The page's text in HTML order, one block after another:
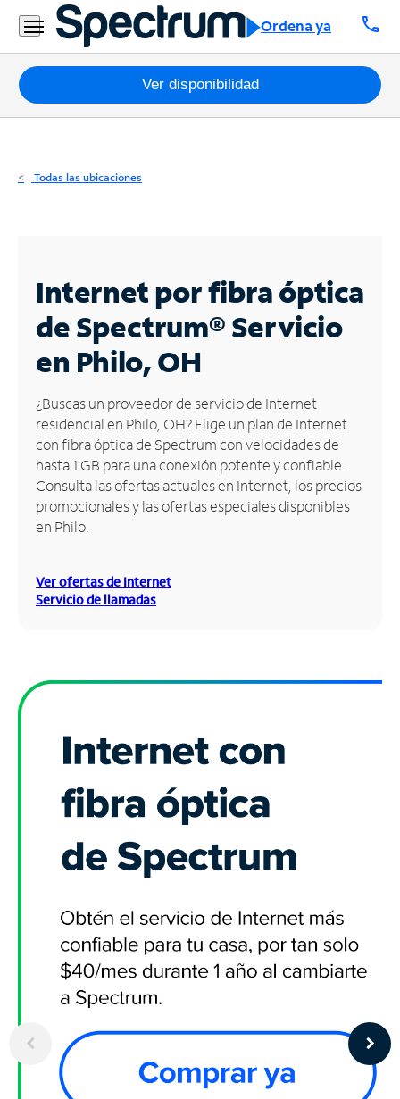
Ordena ya call
Residencial
Business
Paquetes
Internet
Business
Contáctanos
Inglés
Administrar
cuenta
Encuentra
una
tienda
Ver disponibilidad
Todas las ubicaciones
Internet por fibra óptica
de Spectrum®Servicio
en Philo, OH
¿Buscas un proveedor de servicio de Internet
residencial en Philo, OH? Elige un plan de Internet
con fibra óptica de Spectrum con velocidades de
hasta 1 GB para una conexión potente y confiable.
Consulta las ofertas actuales en Internet, los precios
promocionales y las ofertas especiales disponibles
en Philo.
Ver ofertas de Internet
Servicio de llamadas